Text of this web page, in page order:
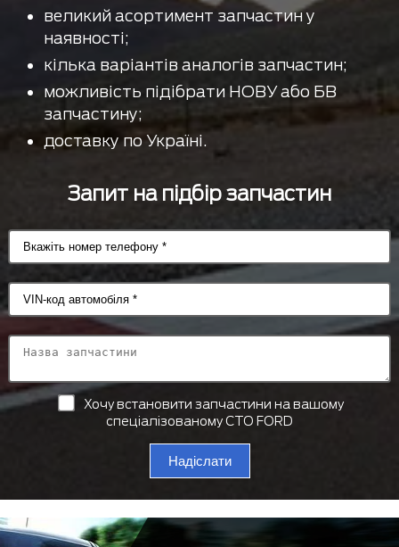
великий асортимент запчастин у
наявності;
кілька варіантів аналогів запчастин;
можливість підібрати НОВУ або БВ
запчастину;
доставку по Україні.
Запит на підбір запчастин
Хочу встановити запчастини на вашому
спеціалізованому СТО FORD
Надіслати